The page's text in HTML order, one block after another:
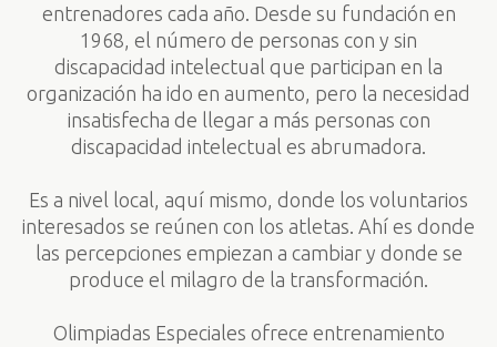
entrenadores cada año. Desde su fundación en
1968, el número de personas con y sin
discapacidad intelectual que participan en la
organización ha ido en aumento, pero la necesidad
insatisfecha de llegar a más personas con
discapacidad intelectual es abrumadora.
Es a nivel local, aquí mismo, donde los voluntarios
interesados se reúnen con los atletas. Ahí es donde
las percepciones empiezan a cambiar y donde se
produce el milagro de la transformación.
Olimpiadas Especiales ofrece entrenamiento